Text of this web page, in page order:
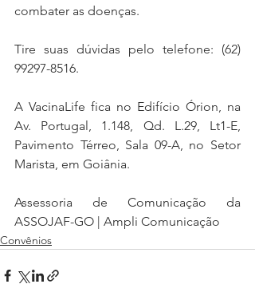
combater as doenças.
Tire suas dúvidas pelo telefone: (62)
99297-8516.
A VacinaLife fica no Edifício Órion, na
Av. Portugal, 1.148, Qd. L.29, Lt1-E,
Pavimento Térreo, Sala 09-A, no Setor
Marista, em Goiânia.
Assessoria de Comunicação da
ASSOJAF-GO | Ampli Comunicação
Convênios